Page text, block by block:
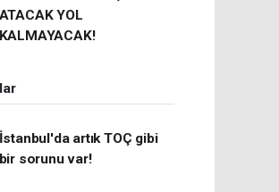
ATACAK YOL
KALMAYACAK!
İstanbul'da artık TOÇ gibi
bir sorunu var!